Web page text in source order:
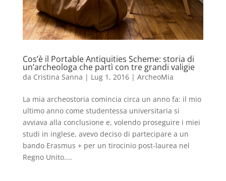
Cos’è il Portable Antiquities Scheme: storia di
un’archeologa che partì con tre grandi valigie
da Cristina Sanna | Lug 1, 2016| ArcheoMia
La mia archeostoria comincia circa un anno fa: il mio
ultimo anno come studentessa universitaria si
avviava alla conclusione e, volendo proseguire i miei
studi in inglese, avevo deciso di partecipare a un
bando Erasmus + per un tirocinio post-laurea nel
Regno Unito....